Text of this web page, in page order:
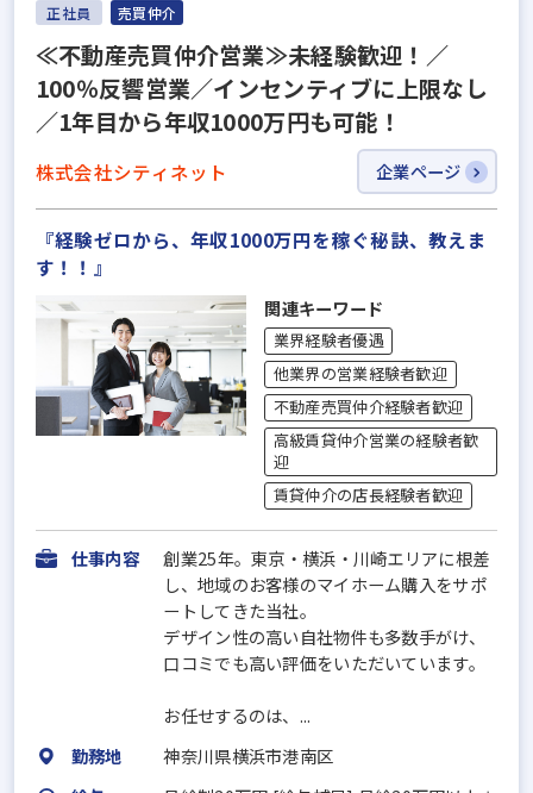
正社員 売買仲介
≪不動産売買仲介営業≫未経験歓迎！／
100％反響営業／インセンティブに上限なし
／1年目から年収1000万円も可能！
株式会社シティネット 企業ページ
『経験ゼロから、年収1000万円を稼ぐ秘訣、教えま
す！！』
関連キーワード
業界経験者優遇
他業界の営業経験者歓迎
不動産売買仲介経験者歓迎
高級賃貸仲介営業の経験者歓
迎
賃貸仲介の店長経験者歓迎
仕事内容
創業25年。東京・横浜・川崎エリアに根差
し、地域のお客様のマイホーム購入をサポ
ートしてきた当社。
デザイン性の高い自社物件も多数手がけ、
口コミでも高い評価をいただいています。
お任せするのは、...
勤務地
神奈川県横浜市港南区